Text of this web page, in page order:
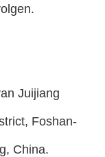
Juijiang
Foshan-
China.